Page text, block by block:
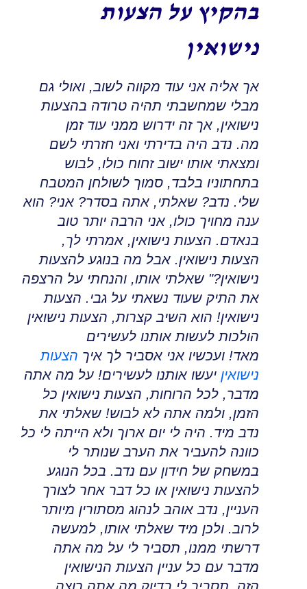
בהקיץ על הצעות
נישואין
אך אליה אני עוד מקווה לשוב, ואולי גם
מבלי שמחשבתי תהיה טרודה בהצעות
נישואין, אך זה ידרוש ממני עוד זמן
מה. נדב היה בדירתי ואני חזרתי לשם
ומצאתי אותו ישוב זחוח כולו, לבוש
בתחתוניו בלבד, סמוך לשולחן המטבח
שלי. נדב? שאלתי, אתה בסדר? אני? הוא
ענה מחויך כולו, אני הרבה יותר טוב
בנאדם. הצעות נישואין, אמרתי לך,
הצעות נישואין. אבל מה בנוגע להצעות
נישואין?" שאלתי אותו, והנחתי על הרצפה
את התיק שעוד נשאתי על גבי. הצעות
נישואין! הוא השיב קצרות, הצעות נישואין
הולכות לעשות אותנו לעשירים
מאד! ועכשיו אני אסביר לך איך הצעות
נישואין יעשו אותנו לעשירים! על מה אתה
מדבר, לכל הרוחות, הצעות נישואין כל
הזמן, ולמה אתה לא לבוש! שאלתי את
נדב מיד. היה לי יום ארוך ולא הייתה לי כל
כוונה להעביר את הערב שנותר לי
במשחק של חידון עם נדב. בכל הנוגע
להצעות נישואין או כל דבר אחר לצורך
העניין, נדב אוהב לנהוג מסתורין מיותר
לרוב. ולכן מיד שאלתי אותו, למעשה
דרשתי ממנו, תסביר לי על מה אתה
מדבר עם כל עניין הצעות הנישואין